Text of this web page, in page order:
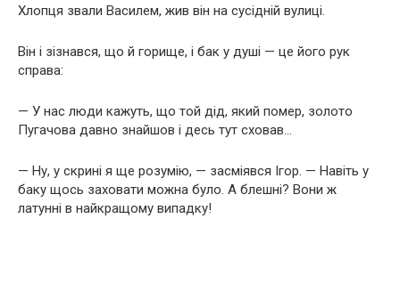
Хлопця звали Василем, жив він на сусідній вулиці.
Він і зізнався, що й горище, і бак у душі — це його рук
справа:
— У нас люди кажуть, що той дід, який помер, золото
Пугачова давно знайшов і десь тут сховав…
— Ну, у скрині я ще розумію, — засміявся Ігор. — Навіть у
баку щось заховати можна було. А блешні? Вони ж
латунні в найкращому випадку!